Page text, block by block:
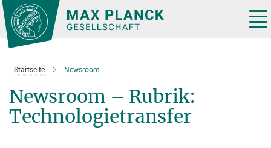
Hauptinhalt
Startseite Newsroom
Newsroom – Rubrik:
Technologietransfer